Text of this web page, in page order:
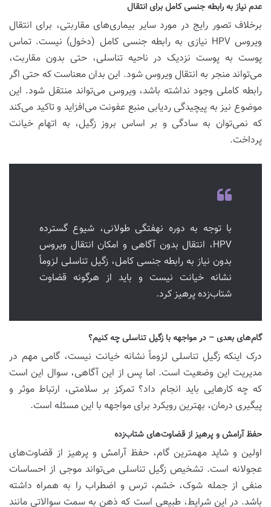
عدم نیاز به رابطه جنسی کامل برای انتقال
برخلاف تصور رایج در مورد سایر بیماری‌های مقاربتی، برای انتقال
ویروس HPV نیازی به رابطه جنسی کامل (دخول) نیست. تماس
پوست به پوست نزدیک در ناحیه تناسلی، حتی بدون مقاربت،
می‌تواند منجر به انتقال ویروس شود. این بدان معناست که حتی اگر
رابطه کاملی وجود نداشته باشد، ویروس می‌تواند منتقل شود. این
موضوع نیز به پیچیدگی ردیابی منبع عفونت می‌افزاید و تاکید می‌کند
که نمی‌توان به سادگی و بر اساس بروز زگیل، به اتهام خیانت
پرداخت.
با توجه به دوره نهفتگی طولانی، شیوع گسترده
HPV، انتقال بدون آگاهی و امکان انتقال ویروس
بدون نیاز به رابطه جنسی کامل، زگیل تناسلی لزوماً
نشانه خیانت نیست و باید از هرگونه قضاوت
شتاب‌زده پرهیز کرد.
گام‌های بعدی – در مواجهه با زگیل تناسلی چه کنیم؟
درک اینکه زگیل تناسلی لزوماً نشانه خیانت نیست، گامی مهم در
مدیریت این وضعیت است. اما پس از این آگاهی، سوال این است
که چه کارهایی باید انجام داد؟ تمرکز بر سلامتی، ارتباط موثر و
پیگیری درمان، بهترین رویکرد برای مواجهه با این مسئله است.
حفظ آرامش و پرهیز از قضاوت‌های شتاب‌زده
اولین و شاید مهمترین گام، حفظ آرامش و پرهیز از قضاوت‌های
عجولانه است. تشخیص زگیل تناسلی می‌تواند موجی از احساسات
منفی از جمله شوک، خشم، ترس و اضطراب را به همراه داشته
باشد. در این شرایط، طبیعی است که ذهن به سمت سوالاتی مانند